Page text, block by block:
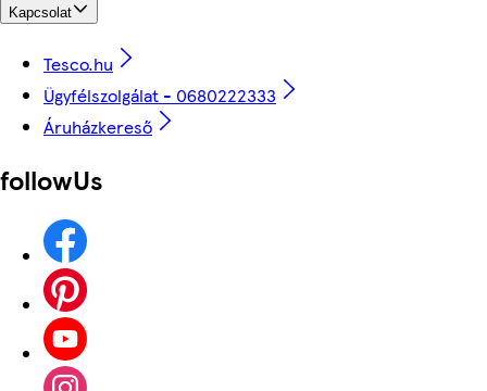
Kapcsolat
Tesco.hu
Ügyfélszolgálat - 0680222333
Áruházkereső
followUs